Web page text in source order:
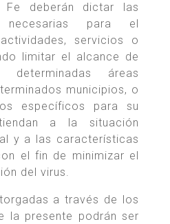
deberán dictar las
necesarias para el
servicios o
limitar el alcance de
áreas
municipios, o
específicos para su
a la situación
y a las características
el fin de minimizar el
del virus.
a través de los
la presente podrán ser